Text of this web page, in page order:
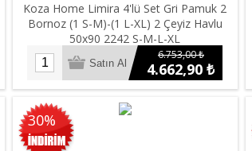
Koza Home Limira 4'lü Set Gri Pamuk 2
Bornoz (1 S-M)-(1 L-XL) 2 Çeyiz Havlu
50x90 2242 S-M-L-XL
6.753,00 ₺
4.662,90 ₺
30%